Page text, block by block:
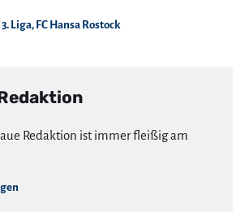
3. Liga, FC Hansa Rostock
Redaktion ist immer fleißig am